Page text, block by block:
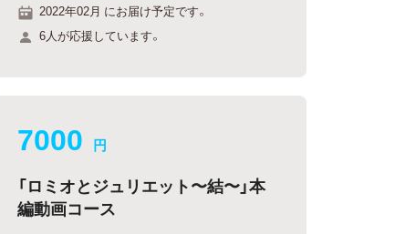
2022年02月 にお届け予定です。
6人が応援しています。
7000 円
「ロミオとジュリエット〜結〜」本
編動画コース